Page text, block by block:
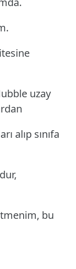
uzay
alıp sınıfa
bu